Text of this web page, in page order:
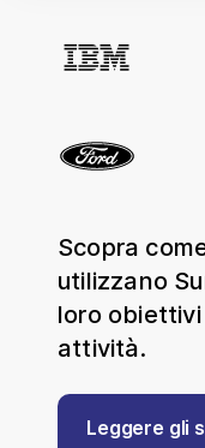
Scopra
utilizzano
loro
attività.
Leggere gli